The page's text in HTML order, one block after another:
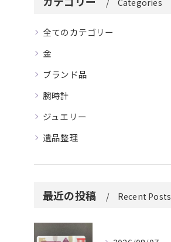
Categories
全てのカテゴリー
金
ブランド品
腕時計
ジュエリー
遺品整理
最近の投稿 Recent Posts